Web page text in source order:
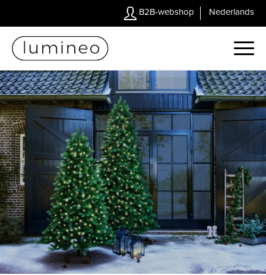
B2B-webshop Nederlands